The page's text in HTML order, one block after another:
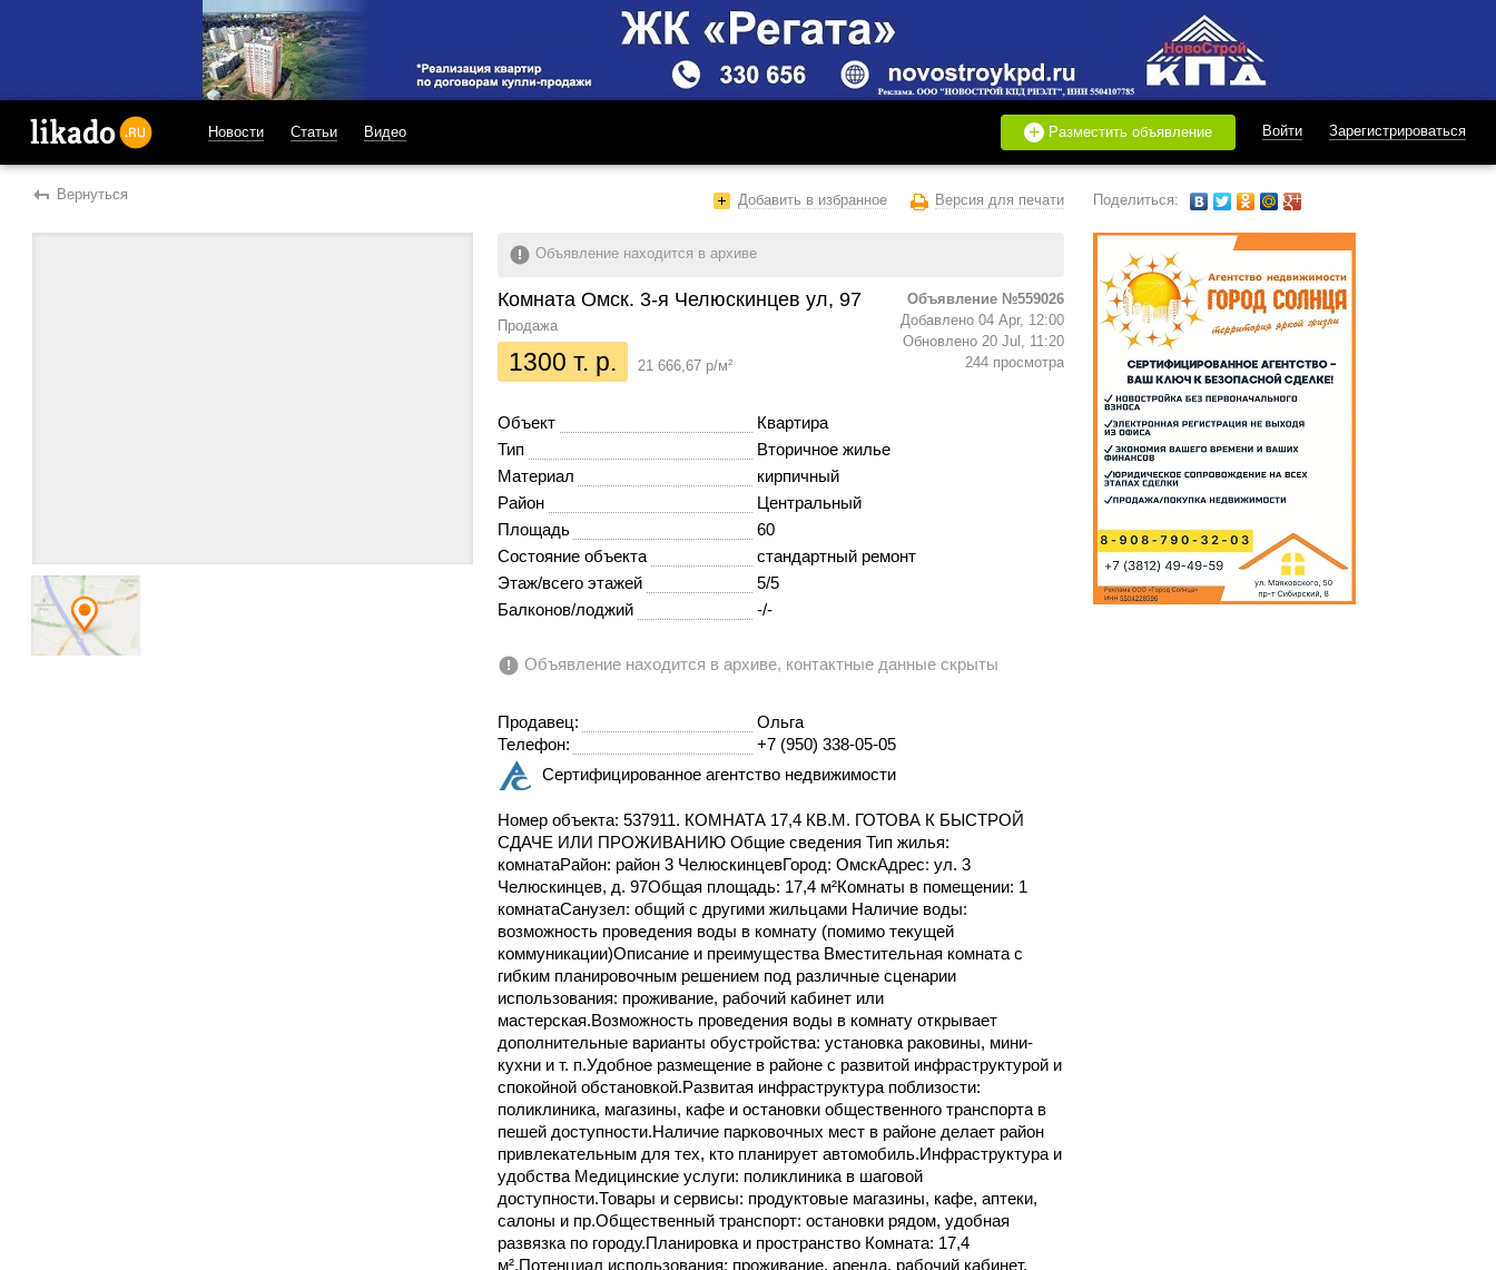
Новости Статьи Видео + Разместить объявление Войти Зарегистрироваться
Вернуться Добавить в избранное Версия для печати Поделиться:
Объявление находится в архиве
Объявление №559026
Добавлено 04 Apr, 12:00
Обновлено 20 Jul, 11:20
244 просмотра
Продажа
Комната Омск. 3-я Челюскинцев ул, 97
1300 т. р. 21 666,67 р/м²
Объект
Квартира
Тип
Вторичное жилье
Материал
кирпичный
Район
Центральный
Площадь
60
Состояние объекта
стандартный ремонт
Этаж/всего этажей
5/5
Балконов/лоджий
-/-
Объявление находится в архиве, контактные данные скрыты
Продавец:
Ольга
Телефон:
+7 (950) 338-05-05
Сертифицированное агентство недвижимости
Номер объекта: 537911. КОМНАТА 17,4 КВ.М. ГОТОВА К БЫСТРОЙ
СДАЧЕ ИЛИ ПРОЖИВАНИЮ Общие сведения Тип жилья:
комнатаРайон: район 3 ЧелюскинцевГород: ОмскАдрес: ул. 3
Челюскинцев, д. 97Общая площадь: 17,4 м²Комнаты в помещении: 1
комнатаСанузел: общий с другими жильцами Наличие воды:
возможность проведения воды в комнату (помимо текущей
коммуникации)Описание и преимущества Вместительная комната с
гибким планировочным решением под различные сценарии
использования: проживание, рабочий кабинет или
мастерская.Возможность проведения воды в комнату открывает
дополнительные варианты обустройства: установка раковины, мини-
кухни и т. п.Удобное размещение в районе с развитой инфраструктурой и
спокойной обстановкой.Развитая инфраструктура поблизости:
поликлиника, магазины, кафе и остановки общественного транспорта в
пешей доступности.Наличие парковочных мест в районе делает район
привлекательным для тех, кто планирует автомобиль.Инфраструктура и
удобства Медицинские услуги: поликлиника в шаговой
доступности.Товары и сервисы: продуктовые магазины, кафе, аптеки,
салоны и пр.Общественный транспорт: остановки рядом, удобная
развязка по городу.Планировка и пространство Комната: 17,4
м².Потенциал использования: проживание, аренда, рабочий кабинет,